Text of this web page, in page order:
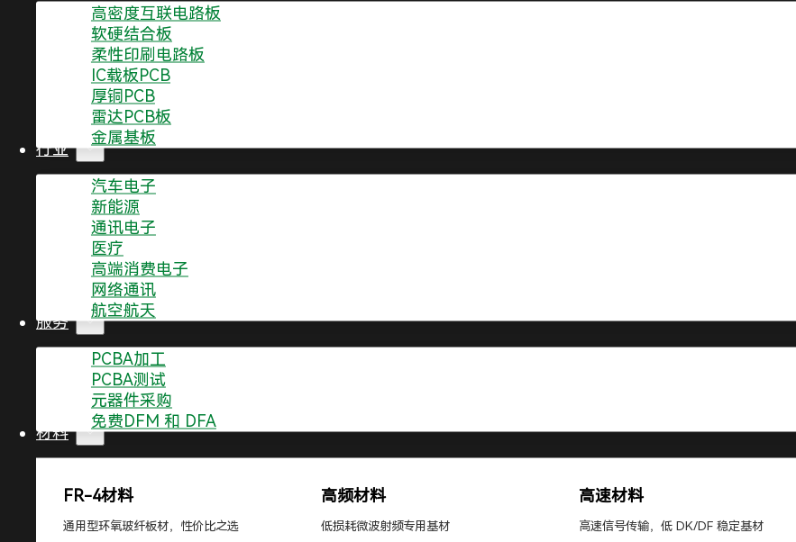
高密度互联电路板
软硬结合板
柔性印刷电路板
IC载板PCB
厚铜PCB
雷达PCB板
金属基板
行业
汽车电子
新能源
通讯电子
医疗
高端消费电子
网络通讯
航空航天
服务
PCBA加工
PCBA测试
元器件采购
免费DFM 和 DFA
材料
FR-4材料
通用型环氧玻纤板材，性价比之选
高频材料
低损耗微波射频专用基材
高速材料
高速信号传输，低 DK/DF 稳定基材
11种常见PCB线路板板材介绍
0755-2321 4901提交表单咨询
ISO 9001 质量管理体系认证 | ISO 14001 环境管理体系认证 | IATF 16949 汽车行业质量管理体系认证 | ISO 13485 医疗器械质量管理体系
产品
服务
公司